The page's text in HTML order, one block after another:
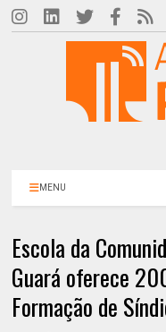
MENU
Escola da
Guará oferece
Formação de